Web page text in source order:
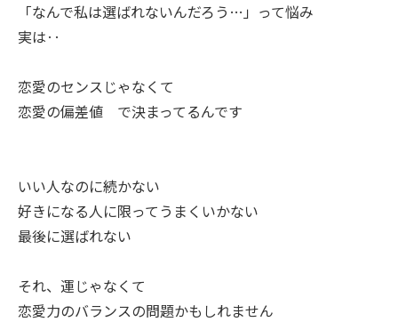
「なんで私は選ばれないんだろう…」って悩み
実は‥
恋愛のセンスじゃなくて
恋愛の偏差値 で決まってるんです
いい人なのに続かない
好きになる人に限ってうまくいかない
最後に選ばれない
それ、運じゃなくて
恋愛力のバランスの問題かもしれません